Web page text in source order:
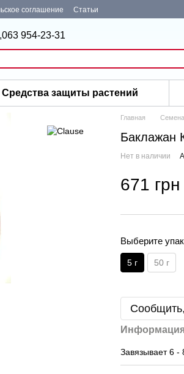
соглашение Статьи
063 954-23-31
Средства защиты растений
Главная
Баклажан
Нет в наличии
671 грн
Выберите
5 г 50 г
Завязывает 6 -